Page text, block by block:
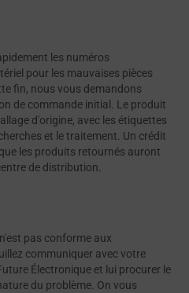
les numéros
pour les mauvaises pièces
fin, nous vous demandons
de commande initial. Le produit
d'origine, avec les étiquettes
et le traitement. Un crédit
les produits retournés auront
de distribution.
pas conforme aux
communiquer avec votre
Électronique et lui procurer le
du problème. On vous